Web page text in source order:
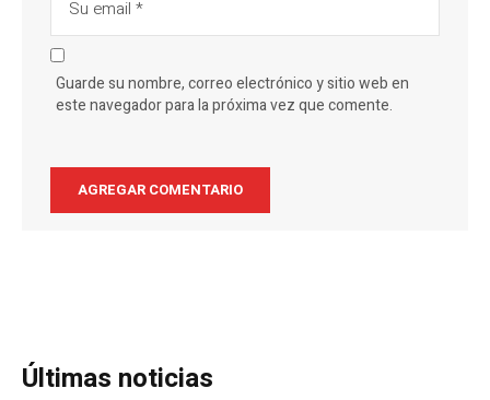
Guarde su nombre, correo electrónico y sitio web en
este navegador para la próxima vez que comente.
Últimas noticias